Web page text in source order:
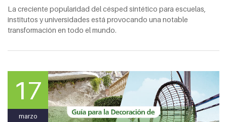
La creciente popularidad del césped sintético para escuelas,
institutos y universidades está provocando una notable
transformación en todo el mundo.
17
marzo